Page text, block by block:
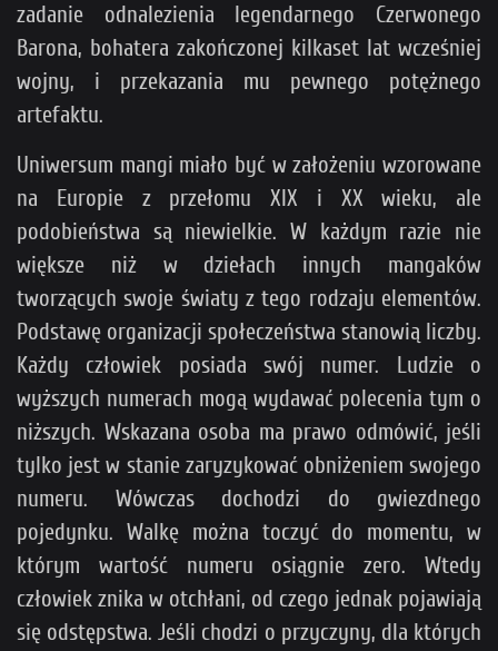
zadanie odnalezienia legendarnego Czerwonego
Barona, bohatera zakończonej kilkaset lat wcześniej
wojny, i przekazania mu pewnego potężnego
artefaktu.
Uniwersum mangi miało być w założeniu wzorowane
na Europie z przełomu XIX i XX wieku, ale
podobieństwa są niewielkie. W każdym razie nie
większe niż w dziełach innych mangaków
tworzących swoje światy z tego rodzaju elementów.
Podstawę organizacji społeczeństwa stanowią liczby.
Każdy człowiek posiada swój numer. Ludzie o
wyższych numerach mogą wydawać polecenia tym o
niższych. Wskazana osoba ma prawo odmówić, jeśli
tylko jest w stanie zaryzykować obniżeniem swojego
numeru. Wówczas dochodzi do gwiezdnego
pojedynku. Walkę można toczyć do momentu, w
którym wartość numeru osiągnie zero. Wtedy
człowiek znika w otchłani, od czego jednak pojawiają
się odstępstwa. Jeśli chodzi o przyczyny, dla których